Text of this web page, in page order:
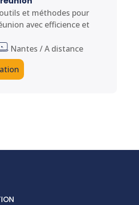
et méthodes pour
avec efficience et
Nantes / A distance